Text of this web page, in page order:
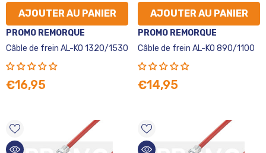
AJOUTER AU PANIER
VENDEUR
:
PROMO REMORQUE
Câble de frein AL-KO 1320/1530
€16,95
AJOUTER AU PANIER
VENDEUR
:
PROMO REMORQUE
Câble de frein AL-KO 890/1100
€14,95